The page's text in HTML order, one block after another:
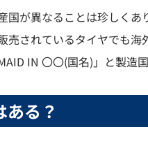
国が異なることは珍しく
売されているタイヤでも
IN 〇〇(国名)」と製造
る？